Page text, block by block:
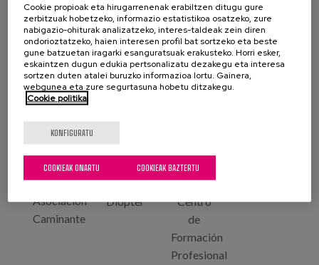
Cefal
Universidad
de
Matia
Instituto
Afmr
Asociación
Caminante
Diopter
Centro
de
Formación
Profesional
Cookie propioak eta hirugarrenenak erabiltzen ditugu gure
zerbitzuak hobetzeko, informazio estatistikoa osatzeko, zure
nabigazio-ohiturak analizatzeko, interes-taldeak zein diren
ondorioztatzeko, haien interesen profil bat sortzeko eta beste
gune batzuetan iragarki esanguratsuak erakusteko. Horri esker,
eskaintzen dugun edukia pertsonalizatu dezakegu eta interesa
sortzen duten atalei buruzko informazioa lortu. Gainera,
webgunea eta zure segurtasuna hobetu ditzakegu.
Cookie politika
KONFIGURATU
COOKIEAK BAZTERTU
COOKIEAK ONARTU